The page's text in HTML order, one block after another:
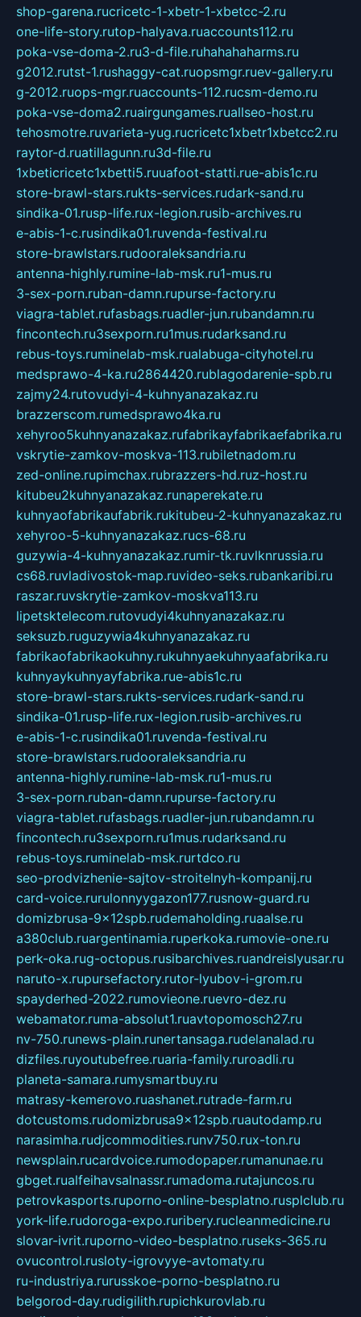
shop-garena.rucricetc-1-xbetr-1-xbetcc-2.ru
one-life-story.rutop-halyava.ruaccounts112.ru
poka-vse-doma-2.ru3-d-file.ruhahahaharms.ru
g2012.rutst-1.rushaggy-cat.ruopsmgr.ruev-gallery.ru
g-2012.ruops-mgr.ruaccounts-112.rucsm-demo.ru
poka-vse-doma2.ruairgungames.ruallseo-host.ru
tehosmotre.ruvarieta-yug.rucricetc1xbetr1xbetcc2.ru
raytor-d.ruatillagunn.ru3d-file.ru
1xbeticricetc1xbetti5.ruuafoot-statti.rue-abis1c.ru
store-brawl-stars.rukts-services.rudark-sand.ru
sindika-01.rusp-life.rux-legion.rusib-archives.ru
e-abis-1-c.rusindika01.ruvenda-festival.ru
store-brawlstars.rudooraleksandria.ru
antenna-highly.rumine-lab-msk.ru1-mus.ru
3-sex-porn.ruban-damn.rupurse-factory.ru
viagra-tablet.rufasbags.ruadler-jun.rubandamn.ru
fincontech.ru3sexporn.ru1mus.rudarksand.ru
rebus-toys.ruminelab-msk.rualabuga-cityhotel.ru
medsprawo-4-ka.ru2864420.rublagodarenie-spb.ru
zajmy24.rutovudyi-4-kuhnyanazakaz.ru
brazzerscom.rumedsprawo4ka.ru
xehyroo5kuhnyanazakaz.rufabrikayfabrikaefabrika.ru
vskrytie-zamkov-moskva-113.rubiletnadom.ru
zed-online.rupimchax.rubrazzers-hd.ruz-host.ru
kitubeu2kuhnyanazakaz.runaperekate.ru
kuhnyaofabrikaufabrik.rukitubeu-2-kuhnyanazakaz.ru
xehyroo-5-kuhnyanazakaz.rucs-68.ru
guzywia-4-kuhnyanazakaz.rumir-tk.ruvlknrussia.ru
cs68.ruvladivostok-map.ruvideo-seks.rubankaribi.ru
raszar.ruvskrytie-zamkov-moskva113.ru
lipetsktelecom.rutovudyi4kuhnyanazakaz.ru
seksuzb.ruguzywia4kuhnyanazakaz.ru
fabrikaofabrikaokuhny.rukuhnyaekuhnyaafabrika.ru
kuhnyaykuhnyayfabrika.rue-abis1c.ru
store-brawl-stars.rukts-services.rudark-sand.ru
sindika-01.rusp-life.rux-legion.rusib-archives.ru
e-abis-1-c.rusindika01.ruvenda-festival.ru
store-brawlstars.rudooraleksandria.ru
antenna-highly.rumine-lab-msk.ru1-mus.ru
3-sex-porn.ruban-damn.rupurse-factory.ru
viagra-tablet.rufasbags.ruadler-jun.rubandamn.ru
fincontech.ru3sexporn.ru1mus.rudarksand.ru
rebus-toys.ruminelab-msk.rurtdco.ru
seo-prodvizhenie-sajtov-stroitelnyh-kompanij.ru
card-voice.rurulonnyygazon177.rusnow-guard.ru
domizbrusa-9x12spb.rudemaholding.ruaalse.ru
a380club.ruargentinamia.ruperkoka.rumovie-one.ru
perk-oka.rug-octopus.rusibarchives.ruandreislyusar.ru
naruto-x.rupursefactory.rutor-lyubov-i-grom.ru
spayderhed-2022.rumovieone.ruevro-dez.ru
webamator.ruma-absolut1.ruavtopomosch27.ru
nv-750.runews-plain.runertansaga.rudelanalad.ru
dizfiles.ruyoutubefree.ruaria-family.ruroadli.ru
planeta-samara.rumysmartbuy.ru
matrasy-kemerovo.ruashanet.rutrade-farm.ru
dotcustoms.rudomizbrusa9x12spb.ruautodamp.ru
narasimha.rudjcommodities.runv750.rux-ton.ru
newsplain.rucardvoice.rumodopaper.rumanunae.ru
gbget.rualfeihavsalnassr.rumadoma.rutajuncos.ru
petrovkasports.ruporno-online-besplatno.rusplclub.ru
york-life.rudoroga-expo.ruribery.rucleanmedicine.ru
slovar-ivrit.ruporno-video-besplatno.ruseks-365.ru
ovucontrol.rusloty-igrovyye-avtomaty.ru
ru-industriya.rurusskoe-porno-besplatno.ru
belgorod-day.rudigilith.rupichkurovlab.ru